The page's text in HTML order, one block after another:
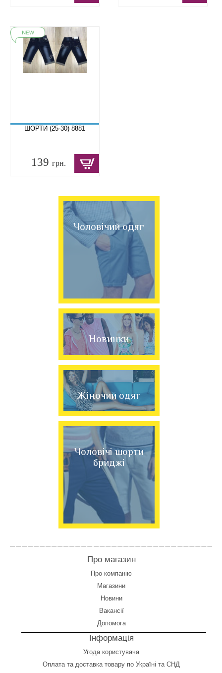
ШОРТИ (25-30) 8881
139 грн.
Чоловічий одяг
Новинки
Жіночий одяг
Чоловічі шорти
бриджі
Про магазин
Про компанію
Магазини
Новини
Вакансії
Допомога
Інформація
Угода користувача
Оплататадоставка товару по Україні та СНД